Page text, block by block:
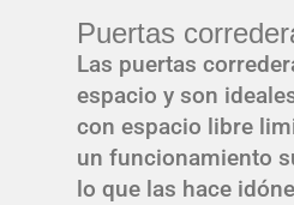
Puertas
Las puertas
espacio y son
con espacio libre
un funcionamiento
lo que las hace